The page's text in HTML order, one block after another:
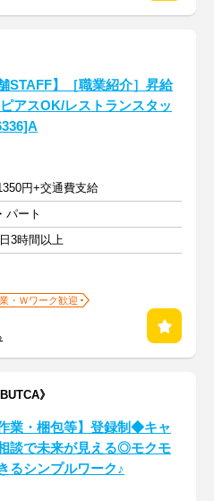
STAFF】［職業紹介］昇給
アスOK/レストランスタッ
円+交通費支給
パート
3時間以上
・Ｗワーク歓迎
》
作業・梱包等】登録制◆キャ
談で未来が見える◎モクモ
るシンプルワーク♪